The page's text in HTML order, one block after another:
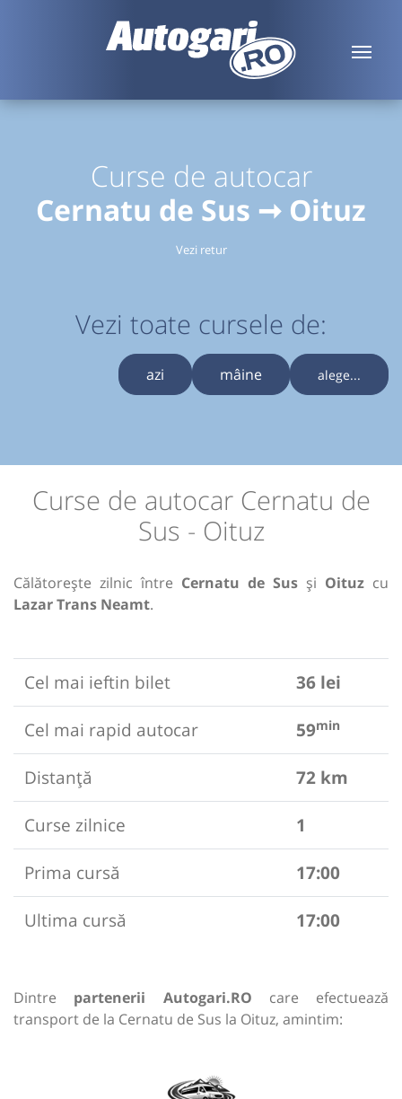
Curse de autocar
Cernatu de Sus ➞ Oituz
Vezi retur
Vezi toate cursele de:
azi mâine alege...
Curse de autocar Cernatu de
Sus - Oituz
Călătorește zilnic între Cernatu de Sus și Oituz cu
Lazar Trans Neamt.
Cel mai ieftin bilet
36 lei
Cel mai rapid autocar
59min
Distanță
72 km
Curse zilnice
1
Prima cursă
17:00
Ultima cursă
17:00
Dintre partenerii Autogari.RO care efectuează
transport de la Cernatu de Sus la Oituz, amintim: